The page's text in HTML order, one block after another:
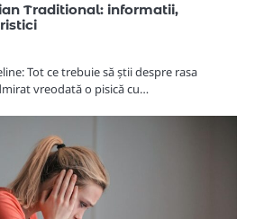
Traditional: informatii,
Tot ce trebuie să știi despre rasa
vreodată o pisică cu…